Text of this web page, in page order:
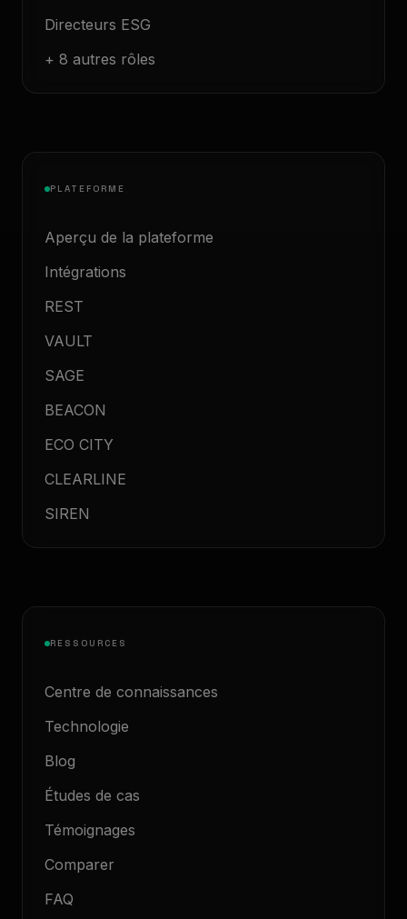
Directeurs ESG
+ 8 autres rôles
PLATEFORME
Aperçu de la plateforme
Intégrations
REST
VAULT
SAGE
BEACON
ECO CITY
CLEARLINE
SIREN
RESSOURCES
Centre de connaissances
Technologie
Blog
Études de cas
Témoignages
Comparer
FAQ